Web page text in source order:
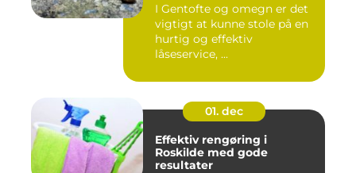
I Gentofte og omegn er det
vigtigt at kunne stole på en
hurtig og effektiv
låseservice, ...
01. dec
Effektiv rengøring i
Roskilde med gode
resultater